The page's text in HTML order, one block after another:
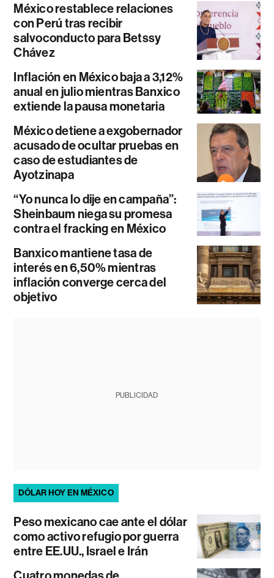
México restablece relaciones
con Perú tras recibir
salvoconducto para Betssy
Chávez
Inflación en México baja a 3,12%
anual en julio mientras Banxico
extiende la pausa monetaria
México detiene a exgobernador
acusado de ocultar pruebas en
caso de estudiantes de
Ayotzinapa
“Yo nunca lo dije en campaña”:
Sheinbaum niega su promesa
contra el fracking en México
Banxico mantiene tasa de
interés en 6,50% mientras
inflación converge cerca del
objetivo
PUBLICIDAD
DÓLAR HOY EN MÉXICO
Peso mexicano cae ante el dólar
como activo refugio por guerra
entre EE.UU., Israel e Irán